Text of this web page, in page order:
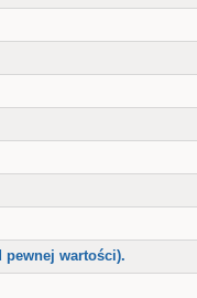
pewnej wartości).